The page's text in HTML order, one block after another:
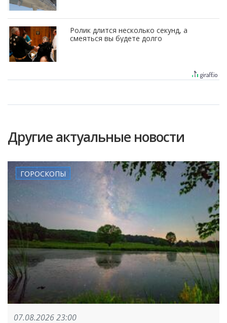
Ролик длится несколько секунд, а
смеяться вы будете долго
Другие актуальные новости
ГОРОСКОПЫ
07.08.2026 23:00